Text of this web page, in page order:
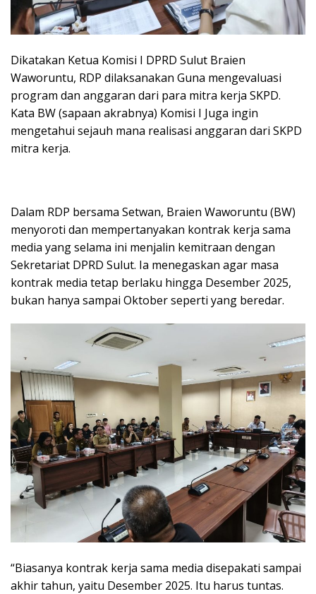
Dikatakan Ketua Komisi I DPRD Sulut Braien
Waworuntu, RDP dilaksanakan Guna mengevaluasi
program dan anggaran dari para mitra kerja SKPD.
Kata BW (sapaan akrabnya) Komisi I Juga ingin
mengetahui sejauh mana realisasi anggaran dari SKPD
mitra kerja.
Dalam RDP bersama Setwan, Braien Waworuntu (BW)
menyoroti dan mempertanyakan kontrak kerja sama
media yang selama ini menjalin kemitraan dengan
Sekretariat DPRD Sulut. Ia menegaskan agar masa
kontrak media tetap berlaku hingga Desember 2025,
bukan hanya sampai Oktober seperti yang beredar.
“Biasanya kontrak kerja sama media disepakati sampai
akhir tahun, yaitu Desember 2025. Itu harus tuntas.